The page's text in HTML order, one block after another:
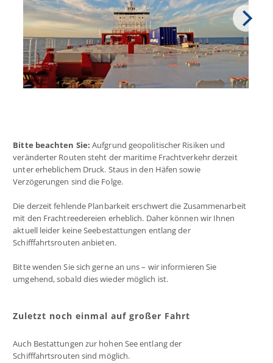
Bitte beachten Sie: Aufgrund geopolitischer Risiken und
veränderter Routen steht der maritime Frachtverkehr derzeit
unter erheblichem Druck. Staus in den Häfen sowie
Verzögerungen sind die Folge.
Die derzeit fehlende Planbarkeit erschwert die Zusammenarbeit
mit den Frachtreedereien erheblich. Daher können wir Ihnen
aktuell leider keine Seebestattungen entlang der
Schifffahrtsrouten anbieten.
Bitte wenden Sie sich gerne an uns – wir informieren Sie
umgehend, sobald dies wieder möglich ist.
Zuletzt noch einmal auf großer Fahrt
Auch Bestattungen zur hohen See entlang der
Schifffahrtsrouten sind möglich.